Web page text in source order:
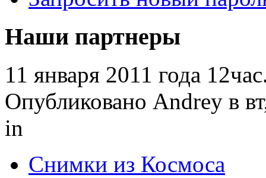
Наши партнеры
11 января 2011 года
Опубликовано Andrey в
in
Снимки из Космоса